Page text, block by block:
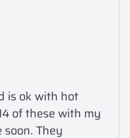
is ok with hot
of these with my
They